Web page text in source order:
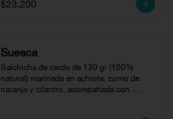
$23.200
Suesca
Salchicha de cerdo de 130 gr (100%
natural) marinada en achiote, zumo de
naranja y cilantro, acompañada con